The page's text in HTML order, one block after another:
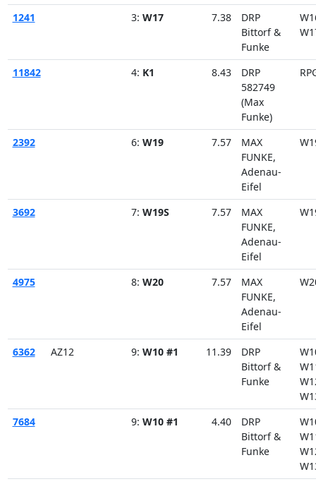
1241 3: W17 7.38
DRP
Bittorf &
Funke
11842 4: K1 8.43
DRP
582749
(Max
Funke)
2392 6: W19 7.57
MAX
FUNKE,
Adenau-
Eifel
3692 7: W19S 7.57
MAX
FUNKE,
Adenau-
Eifel
4975 8: W20 7.57
MAX
FUNKE,
Adenau-
Eifel
6362 AZ12 9: W10 #1 11.39
DRP
Bittorf &
Funke
7684
9: W10 #1 4.40
DRP
Bittorf &
Funke